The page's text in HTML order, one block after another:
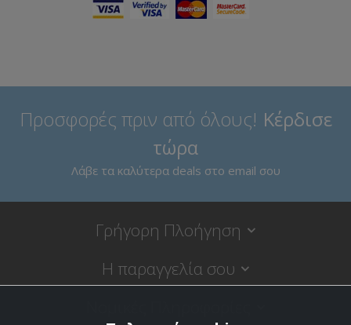
Προσφορές πριν από όλους! Κέρδισε
τώρα
Λάβε τα καλύτερα deals στο email σου
Γρήγορη Πλοήγηση
Η παραγγελία σου